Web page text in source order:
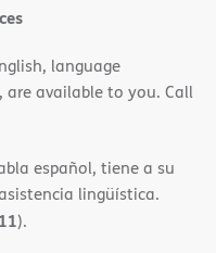
language
are available to you. Call
español, tiene a su
lingüística.
).